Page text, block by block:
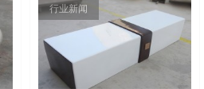
行业新闻